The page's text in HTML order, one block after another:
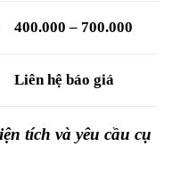
400.000 – 700.000
Liên hệ báo giá
tích và yêu cầu cụ